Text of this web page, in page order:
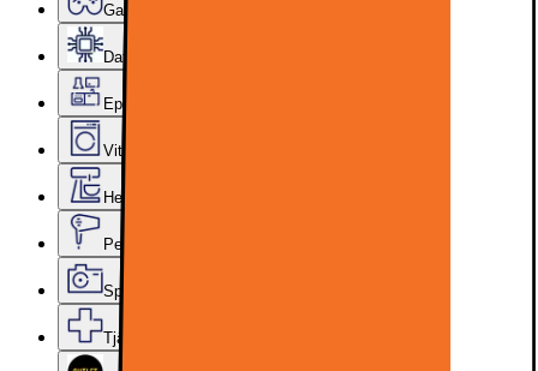
Gaming
Datorkomponenter
Epoq Kök & Tvättstuga
Vitvaror
Hem, Hushåll & Trädgård
Personvård, Hälsa & Skönhet
Sport & Fritid
Tjänster & Tillbehör